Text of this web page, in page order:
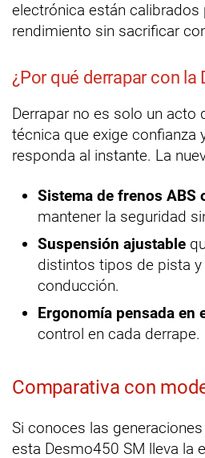
electrónica están calibrados
rendimiento sin sacrificar
¿Por qué derrapar con la
Derrapar no es solo un acto
técnica que exige confianza
responda al instante. La
Sistema de frenos ABS
mantener la seguridad
Suspensión ajustable
distintos tipos de pista
conducción.
Ergonomía pensada en
control en cada derrape.
Comparativa con
Si conoces las
esta Desmo450 SM lleva la